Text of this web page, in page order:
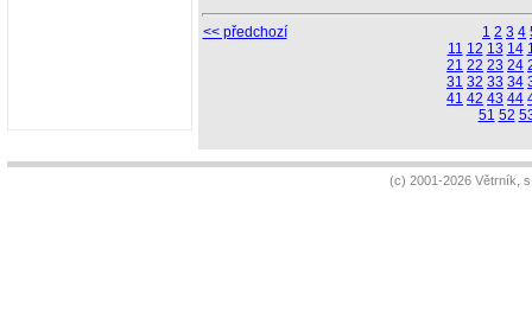
<< předchozí 1 2 3 4
11 12 13 14
21 22 23 24
31 32 33 34
41 42 43 44
51 52
(c) 2001-2026 Větrník,